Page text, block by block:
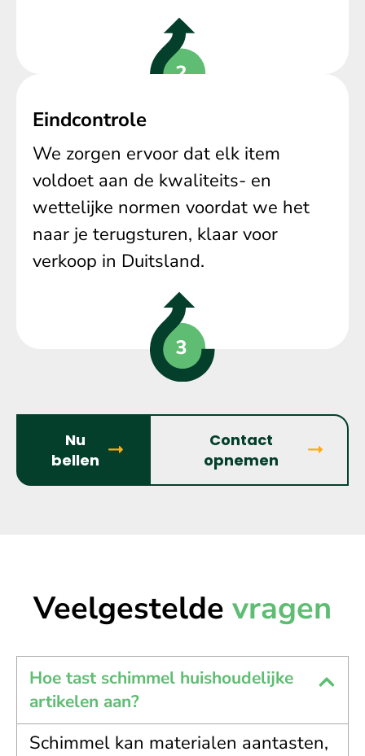
Eindcontrole
We zorgen ervoor dat elk item
voldoet aan de kwaliteits- en
wettelijke normen voordat we het
naar je terugsturen, klaar voor
verkoop in Duitsland.
Nu
bellen
Contact
opnemen
Veelgestelde vragen
Hoe tast schimmel huishoudelijke
artikelen aan?
Schimmel kan materialen aantasten,